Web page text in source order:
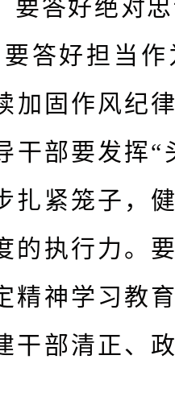
要答好绝对
要答好担当
加固作风纪
干部要发挥
扎紧笼子，
的执行力。
精神学习教
干部清正、